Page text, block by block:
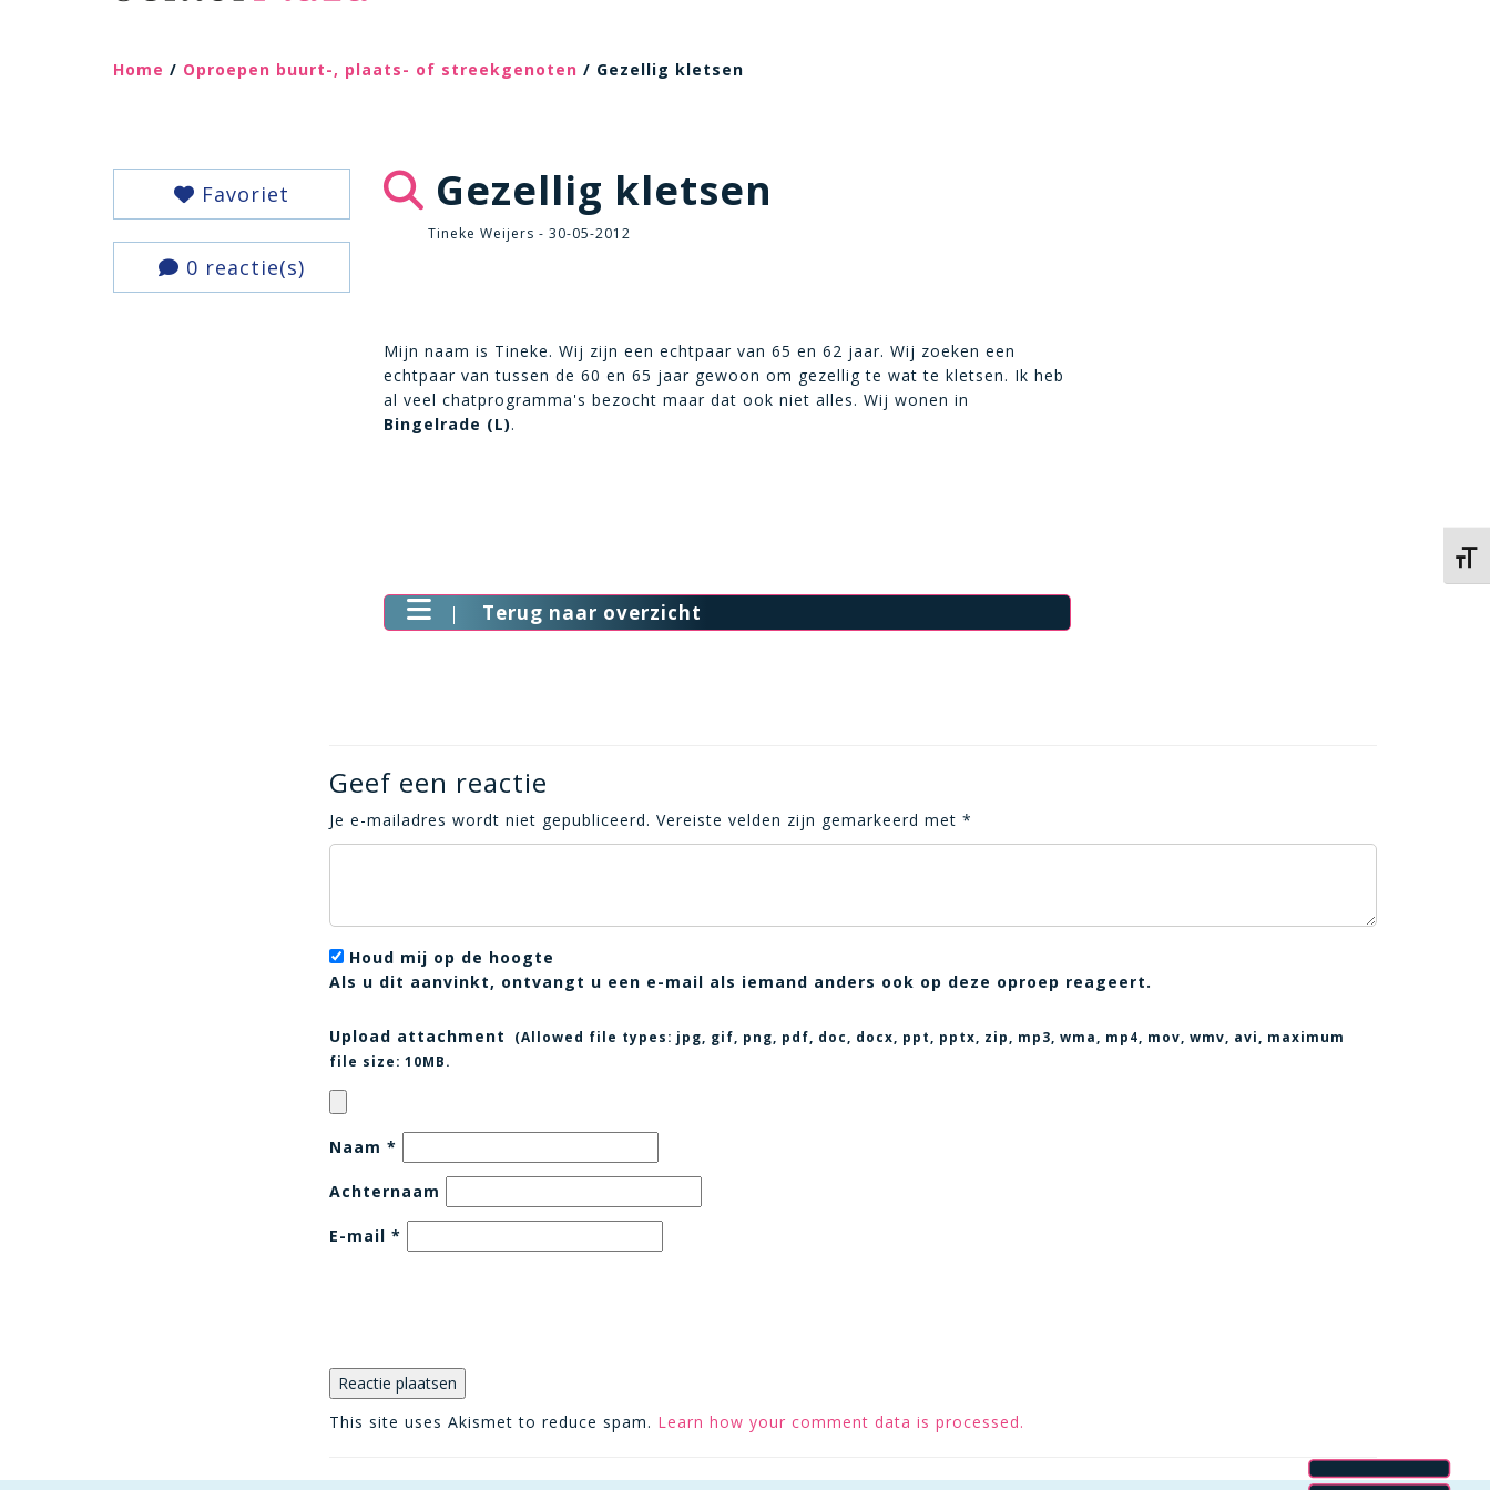
Home / Oproepen buurt-, plaats- of streekgenoten / Gezellig kletsen
Favoriet
0 reactie(s)
Gezellig kletsen
Tineke Weijers - 30-05-2012
Mijn naam is Tineke. Wij zijn een echtpaar van 65 en 62 jaar. Wij zoeken een
echtpaar van tussen de 60 en 65 jaar gewoon om gezellig te wat te kletsen. Ik heb
al veel chatprogramma's bezocht maar dat ook niet alles. Wij wonen in
Bingelrade (L).
Terug naar overzicht
Geef een reactie
Je e-mailadres wordt niet gepubliceerd. Vereiste velden zijn gemarkeerd met *
Houd mij op de hoogte
Als u dit aanvinkt, ontvangt u een e-mail als iemand anders ook op deze oproep reageert.
Upload attachment (Allowed file types: jpg, gif, png, pdf, doc, docx, ppt, pptx, zip, mp3, wma, mp4, mov, wmv, avi
, maximum
file size: 10MB.
Naam *
Achternaam
E-mail *
This site uses Akismet to reduce spam. Learn how your comment data is processed.